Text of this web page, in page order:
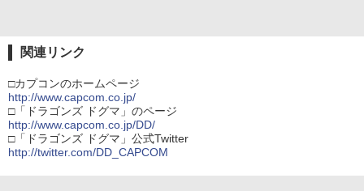
関連リンク
□カプコンのホームページ
http://www.capcom.co.jp/
□「ドラゴンズ ドグマ」のページ
http://www.capcom.co.jp/DD/
□「ドラゴンズ ドグマ」公式Twitter
http://twitter.com/DD_CAPCOM